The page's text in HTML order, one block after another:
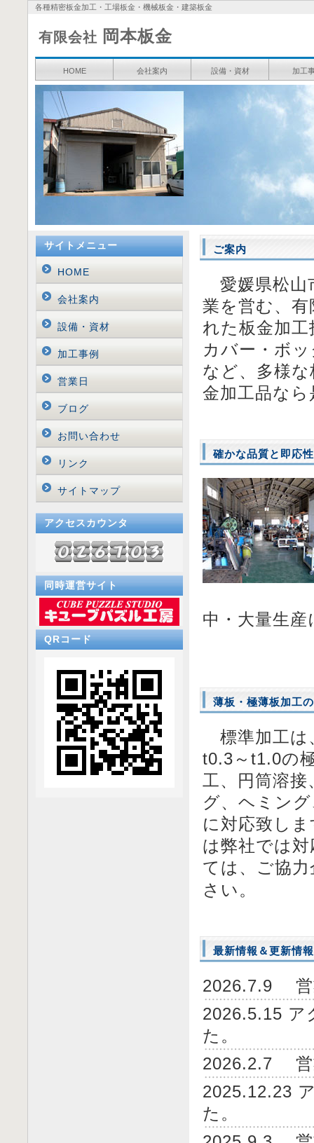
各種精密板金加工・工場板金・機械板金・建築板金
有限会社 岡本板金
HOME 会社案内 設備・資材 加工
ご案内
愛媛県松山
業を営む、
れた板金加
カバー・ボ
など、多様
金加工品な
確かな品質と即応性
中・大量生
薄板・極薄板加工
標準加工は
t0.3～t1.0の
工、円筒溶
グ、ヘミン
に対応致し
は弊社では
ては、ご協力
さい。
最新情報＆更新情報
2026.7.9 営
2026.5.15 ア
た。
2026.2.7 営
2025.12.23
た。
サイトメニュー
HOME
会社案内
設備・資材
加工事例
営業日
ブログ
お問い合わせ
リンク
サイトマップ
アクセスカウンタ
同時運営サイト
QRコード